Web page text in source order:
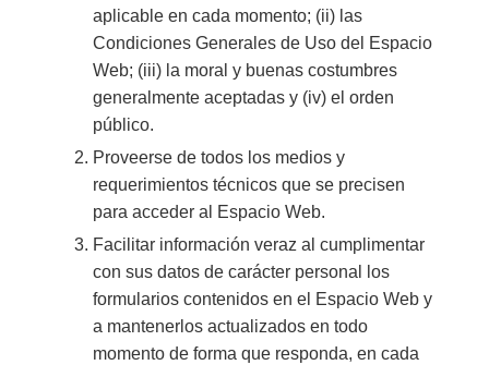
aplicable en cada momento; (ii) las
Condiciones Generales de Uso del Espacio
Web; (iii) la moral y buenas costumbres
generalmente aceptadas y (iv) el orden
público.
Proveerse de todos los medios y
requerimientos técnicos que se precisen
para acceder al Espacio Web.
Facilitar información veraz al cumplimentar
con sus datos de carácter personal los
formularios contenidos en el Espacio Web y
a mantenerlos actualizados en todo
momento de forma que responda, en cada